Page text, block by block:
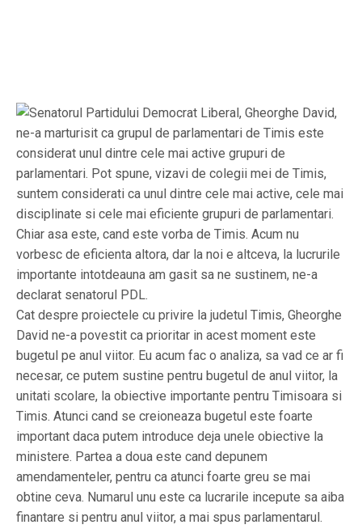
Senatorul Partidului Democrat Liberal, Gheorghe David,
ne-a marturisit ca grupul de parlamentari de Timis este
considerat unul dintre cele mai active grupuri de
parlamentari. Pot spune, vizavi de colegii mei de Timis,
suntem considerati ca unul dintre cele mai active, cele mai
disciplinate si cele mai eficiente grupuri de parlamentari.
Chiar asa este, cand este vorba de Timis. Acum nu
vorbesc de eficienta altora, dar la noi e altceva, la lucrurile
importante intotdeauna am gasit sa ne sustinem, ne-a
declarat senatorul PDL.
Cat despre proiectele cu privire la judetul Timis, Gheorghe
David ne-a povestit ca prioritar in acest moment este
bugetul pe anul viitor. Eu acum fac o analiza, sa vad ce ar fi
necesar, ce putem sustine pentru bugetul de anul viitor, la
unitati scolare, la obiective importante pentru Timisoara si
Timis. Atunci cand se creioneaza bugetul este foarte
important daca putem introduce deja unele obiective la
ministere. Partea a doua este cand depunem
amendamenteler, pentru ca atunci foarte greu se mai
obtine ceva. Numarul unu este ca lucrarile incepute sa aiba
finantare si pentru anul viitor, a mai spus parlamentarul.